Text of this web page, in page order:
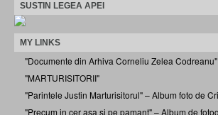
SUSTIN LEGEA APEI
MY LINKS
"Documente din Arhiva Corneliu Zelea Codreanu"
"MARTURISITORII"
"Parintele Justin Marturisitorul" – Album foto de
"Precum in cer asa si pe pamant" – Album de